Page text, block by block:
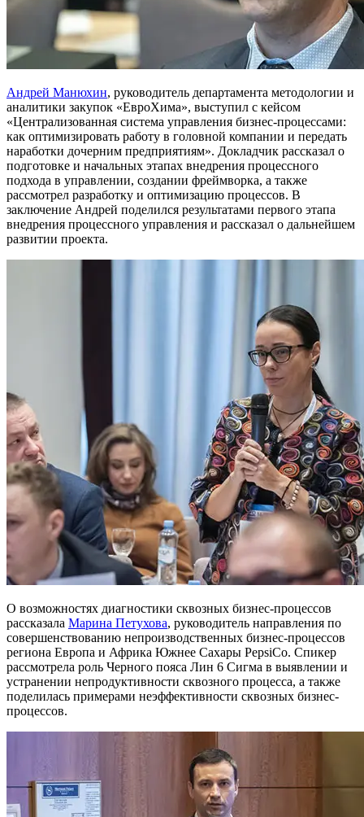
Андрей Манюхин, руководитель департамента методологии и
аналитики закупок «ЕвроХима», выступил с кейсом
«Централизованная система управления бизнес-процессами:
как оптимизировать работу в головной компании и передать
наработки дочерним предприятиям». Докладчик рассказал о
подготовке и начальных этапах внедрения процессного
подхода в управлении, создании фреймворка, а также
рассмотрел разработку и оптимизацию процессов. В
заключение Андрей поделился результатами первого этапа
внедрения процессного управления и рассказал о дальнейшем
развитии проекта.
О возможностях диагностики сквозных бизнес-процессов
рассказала Марина Петухова, руководитель направления по
совершенствованию непроизводственных бизнес-процессов
региона Европа и Африка Южнее Сахары PepsiCo. Спикер
рассмотрела роль Черного пояса Лин 6 Сигма в выявлении и
устранении непродуктивности сквозного процесса, а также
поделилась примерами неэффективности сквозных бизнес-
процессов.